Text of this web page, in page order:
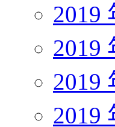
2019
2019
2019
2019